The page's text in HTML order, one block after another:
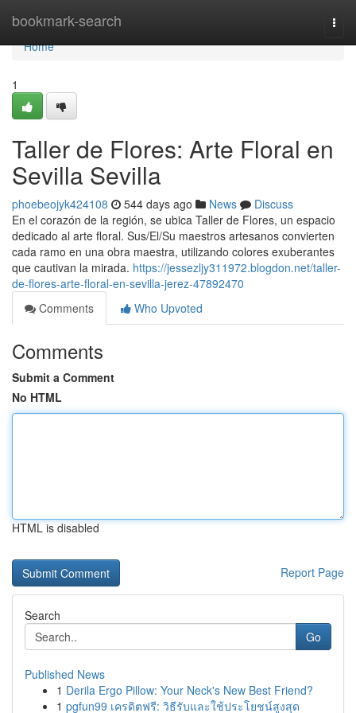
bookmark-search
Home
Home
1
Taller de Flores: Arte Floral en
Sevilla Sevilla
phoebeojyk424108 544 days ago News
Discuss
En el corazón de la región, se ubica Taller de Flores, un espacio
dedicado al arte floral. Sus/El/Su maestros artesanos convierten
cada ramo en una obra maestra, utilizando colores exuberantes
que cautivan la mirada. https://jessezljy311972.blogdon.net/taller-
de-flores-arte-floral-en-sevilla-jerez-47892470
Comments
Who Upvoted
Comments
Submit a Comment
No HTML
HTML is disabled
Report Page
Search
Go
Published News
1 Derila Ergo Pillow: Your Neck's New Best Friend?
1 pgfun99 เครดิตฟรี: วิธีรับและใช้ประโยชน์สูงสุด